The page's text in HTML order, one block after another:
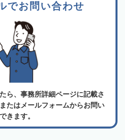
でお問い合わせ
ら、事務所詳細ページに記載さ
たはメールフォームからお問い
きます。